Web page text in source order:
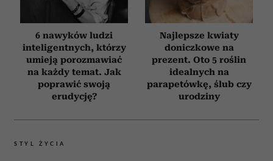
6 nawyków ludzi
inteligentnych, którzy
umieją porozmawiać
na każdy temat. Jak
poprawić swoją
erudycję?
Najlepsze kwiaty
doniczkowe na
prezent. Oto 5 roślin
idealnych na
parapetówkę, ślub czy
urodziny
STYL ŻYCIA